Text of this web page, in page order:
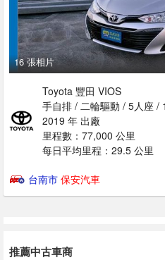
16 張相片
Toyota 豐田 VIOS
手自排 / 二輪驅動 / 5人座 /
2019 年 出廠
里程數：77,000 公里
每日平均里程：29.5 公里
台南市 保安汽車
推薦中古車商